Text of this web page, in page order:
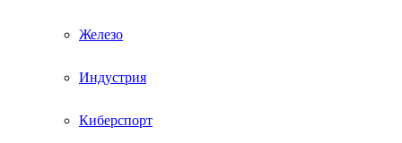
Железо
Индустрия
Киберспорт